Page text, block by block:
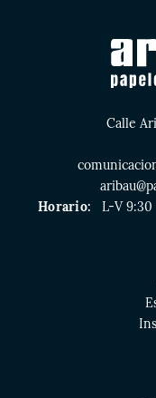
Calle
Horario:
L-V 9:30